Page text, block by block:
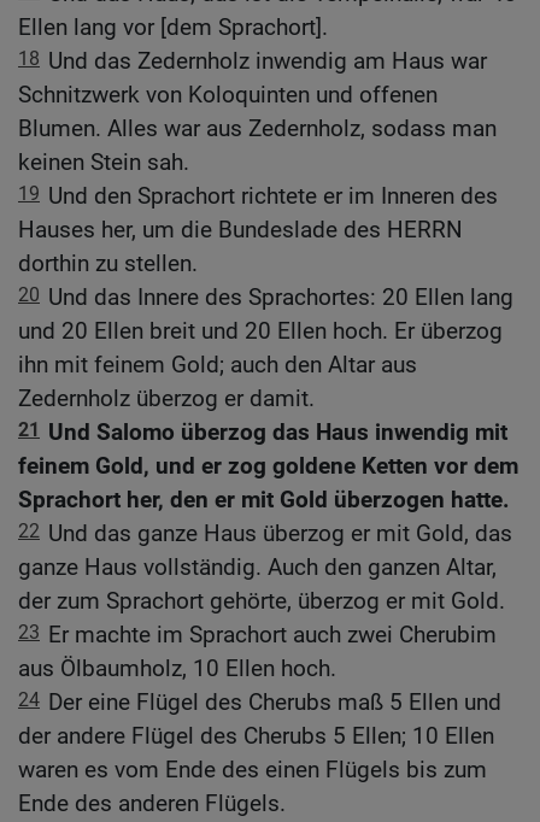
Ellen lang vor [dem Sprachort].
18 Und das Zedernholz inwendig am Haus war
Schnitzwerk von Koloquinten und offenen
Blumen. Alles war aus Zedernholz, sodass man
keinen Stein sah.
19 Und den Sprachort richtete er im Inneren des
Hauses her, um die Bundeslade des HERRN
dorthin zu stellen.
20 Und das Innere des Sprachortes: 20 Ellen lang
und 20 Ellen breit und 20 Ellen hoch. Er überzog
ihn mit feinem Gold; auch den Altar aus
Zedernholz überzog er damit.
21
Und Salomo überzog das Haus inwendig mit
feinem Gold, und er zog goldene Ketten vor dem
Sprachort her, den er mit Gold überzogen hatte.
22 Und das ganze Haus überzog er mit Gold, das
ganze Haus vollständig. Auch den ganzen Altar,
der zum Sprachort gehörte, überzog er mit Gold.
23 Er machte im Sprachort auch zwei Cherubim
aus Ölbaumholz, 10 Ellen hoch.
24 Der eine Flügel des Cherubs maß 5 Ellen und
der andere Flügel des Cherubs 5 Ellen; 10 Ellen
waren es vom Ende des einen Flügels bis zum
Ende des anderen Flügels.